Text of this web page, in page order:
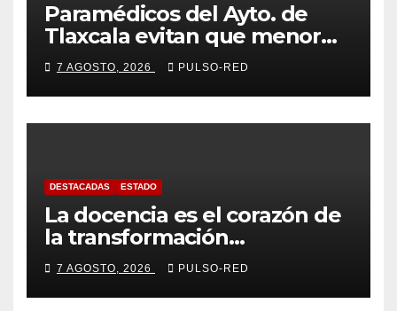
Paramédicos del Ayto. de
Tlaxcala evitan que menor
sufra complicaciones por
hipotermia tras caer en una
cisterna
7 AGOSTO, 2026 PULSO-RED
DESTACADAS ESTADO
La docencia es el corazón de
la transformación
universitaria: Rector de la
UATx
7 AGOSTO, 2026 PULSO-RED